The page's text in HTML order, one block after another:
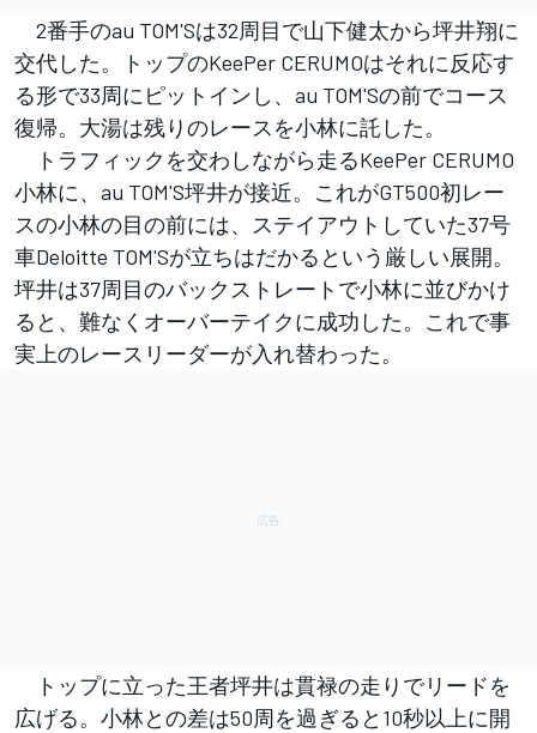
2番手のau TOM'Sは32周目で山下健太から坪井翔に
交代した。トップのKeePer CERUMOはそれに反応す
る形で33周にピットインし、au TOM'Sの前でコース
復帰。大湯は残りのレースを小林に託した。
トラフィックを交わしながら走るKeePer CERUMO
小林に、au TOM'S坪井が接近。これがGT500初レー
スの小林の目の前には、ステイアウトしていた37号
車Deloitte TOM'Sが立ちはだかるという厳しい展開。
坪井は37周目のバックストレートで小林に並びかけ
ると、難なくオーバーテイクに成功した。これで事
実上のレースリーダーが入れ替わった。
トップに立った王者坪井は貫禄の走りでリードを
広げる。小林との差は50周を過ぎると10秒以上に開